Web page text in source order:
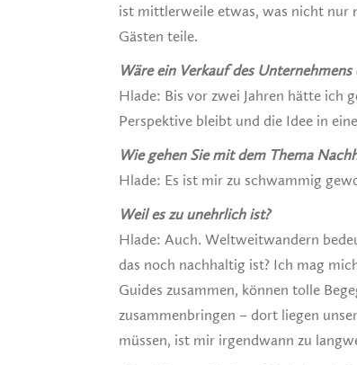
ist mittlerweile etwas, was nicht nur
Gästen teile.
Wäre ein Verkauf des
Hlade: Bis vor zwei Jahren hätte ich
Perspektive bleibt und die Idee in
Wie gehen Sie mit dem Thema
Hlade: Es ist mir zu schwammig
Weil es zu unehrlich ist?
Hlade: Auch. Weltweitwandern
das noch nachhaltig ist? Ich mag
Guides zusammen, können tolle
zusammenbringen – dort liegen
müssen, ist mir irgendwann zu